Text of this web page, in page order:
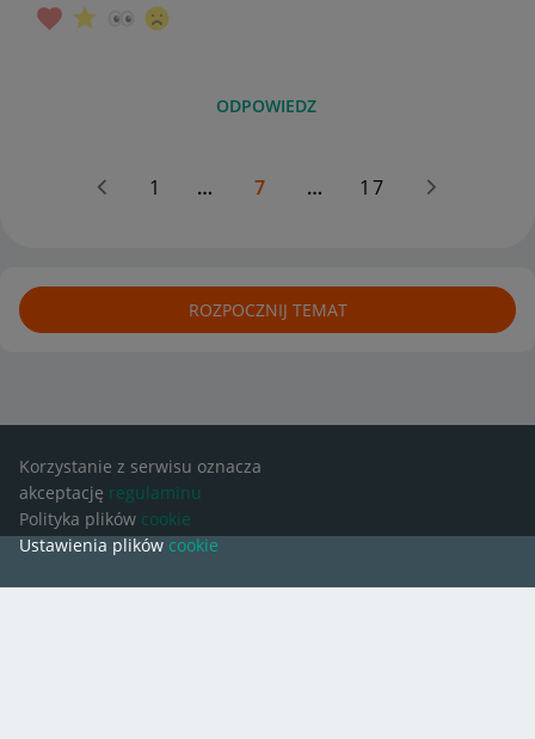
ODPOWIEDZ
1 … 7 … 17
ROZPOCZNIJ TEMAT
Korzystanie z serwisu oznacza
akceptację regulaminu
Polityka plików cookie
Ustawienia plików cookie